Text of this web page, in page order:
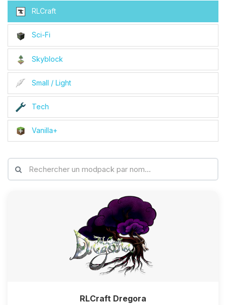
RLCraft
Sci-Fi
Skyblock
Small / Light
Tech
Vanilla+
RLCraft Dregora